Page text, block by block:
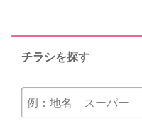
チラシを探す